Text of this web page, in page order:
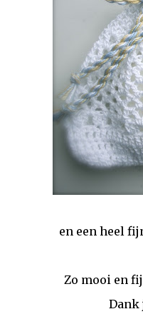
en een heel
Zo mooi en
Dank